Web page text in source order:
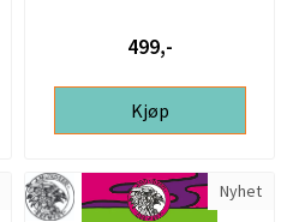
499,-
Kjøp
Nyhet